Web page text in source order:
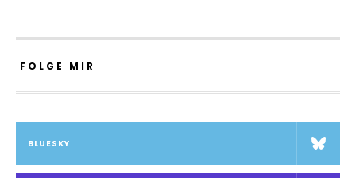
FOLGE MIR
BLUESKY